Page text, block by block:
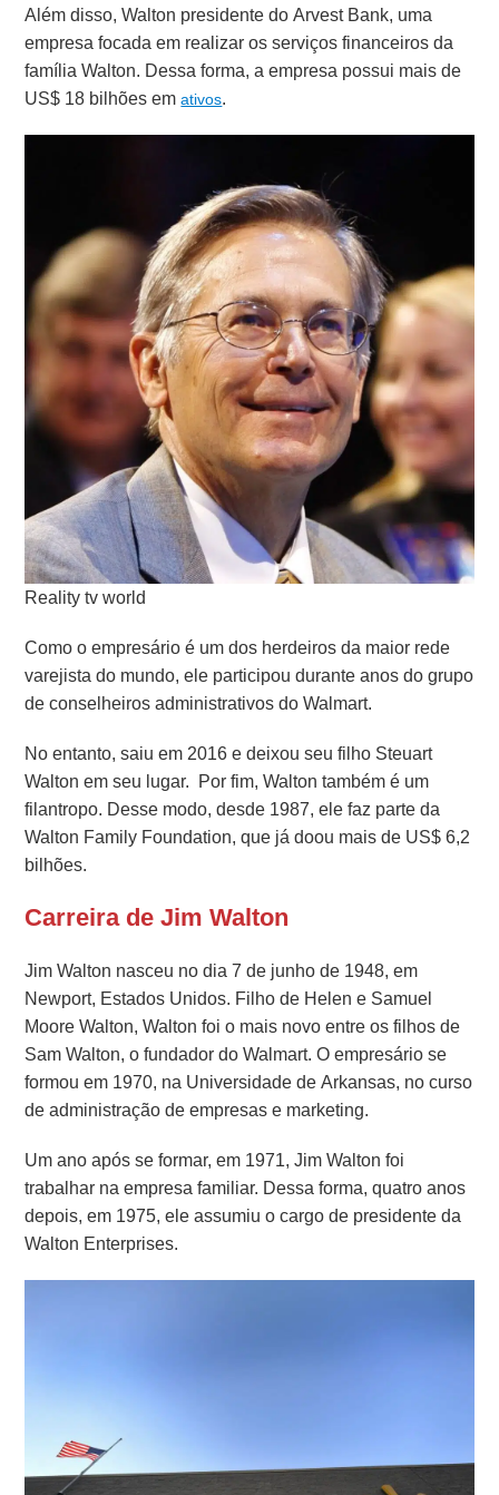
Além disso, Walton presidente do Arvest Bank, uma
empresa focada em realizar os serviços financeiros da
família Walton. Dessa forma, a empresa possui mais de
US$ 18 bilhões em ativos.
Reality tv world
Como o empresário é um dos herdeiros da maior rede
varejista do mundo, ele participou durante anos do grupo
de conselheiros administrativos do Walmart.
No entanto, saiu em 2016 e deixou seu filho Steuart
Walton em seu lugar. Por fim, Walton também é um
filantropo. Desse modo, desde 1987, ele faz parte da
Walton Family Foundation, que já doou mais de US$ 6,2
bilhões.
Carreira de Jim Walton
Jim Walton nasceu no dia 7 de junho de 1948, em
Newport, Estados Unidos. Filho de Helen e Samuel
Moore Walton, Walton foi o mais novo entre os filhos de
Sam Walton, o fundador do Walmart. O empresário se
formou em 1970, na Universidade de Arkansas, no curso
de administração de empresas e marketing.
Um ano após se formar, em 1971, Jim Walton foi
trabalhar na empresa familiar. Dessa forma, quatro anos
depois, em 1975, ele assumiu o cargo de presidente da
Walton Enterprises.